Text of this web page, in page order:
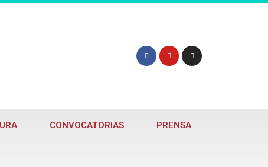
CONVOCATORIAS PRENSA